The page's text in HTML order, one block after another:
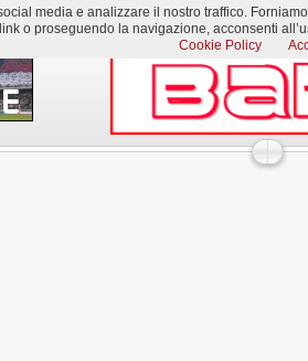
media e analizzare il nostro traffico.
o proseguendo la navigazione, acconsenti
Cookie Policy